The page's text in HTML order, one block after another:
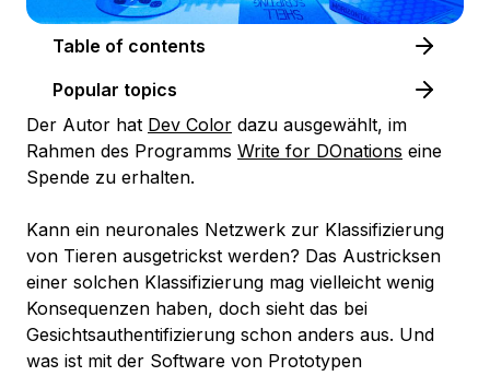
Table of contents
Popular topics
Der Autor hat Dev Color dazu ausgewählt, im
Rahmen des Programms Write for DOnations eine
Spende zu erhalten.
Kann ein neuronales Netzwerk zur Klassifizierung
von Tieren ausgetrickst werden? Das Austricksen
einer solchen Klassifizierung mag vielleicht wenig
Konsequenzen haben, doch sieht das bei
Gesichtsauthentifizierung schon anders aus. Und
was ist mit der Software von Prototypen